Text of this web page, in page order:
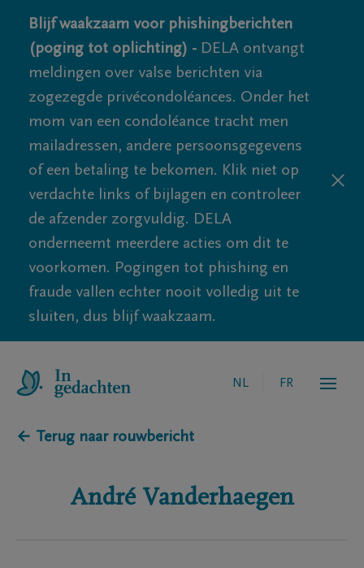
Blijf waakzaam voor phishingberichten
(poging tot oplichting) - DELA ontvangt
meldingen over valse berichten via
zogezegde privécondoléances. Onder het
mom van een condoléance tracht men
mailadressen, andere persoonsgegevens
of een betaling te bekomen. Klik niet op
verdachte links of bijlagen en controleer
de afzender zorgvuldig. DELA
onderneemt meerdere acties om dit te
voorkomen. Pogingen tot phishing en
fraude vallen echter nooit volledig uit te
sluiten, dus blijf waakzaam.
NL FR
← Terug naar rouwbericht
André Vanderhaegen